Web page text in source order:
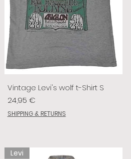
Vintage Levi's wolf t-Shirt S
Prix
24,95 €
SHIPPING & RETURNS
Levi